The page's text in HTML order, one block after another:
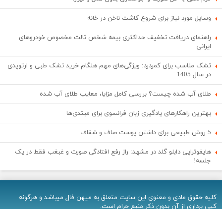
وسایل مورد نیاز برای شروع کاشت ناخن در خانه
راهنمای دریافت تخفیف حداکثری بیمه شخص ثالث مخصوص خودروهای
ایرانی
تشک مناسب برای کمردرد: ویژگی‌های مهم هنگام خرید تشک طبی و ارتوپدی
در سال 1405
طلای آب شده چیست؟ بررسی کامل مزایا، معایب طلای آب شده
بهترین راهکارهای یادگیری زبان فرانسوی برای مبتدی‌ها
5 روش طبیعی برای داشتن پوست صاف و شفاف
هایفوتراپی دابلو گلد در مشهد: راز رفع افتادگی صورت و غبغب فقط در یک
جلسه!
کلیه حقوق مادی و معنوی اين سایت متعلق به میهن فال میباشد و هرگونه
کپی برداری از آن بدون ذکر منبع حرام است.